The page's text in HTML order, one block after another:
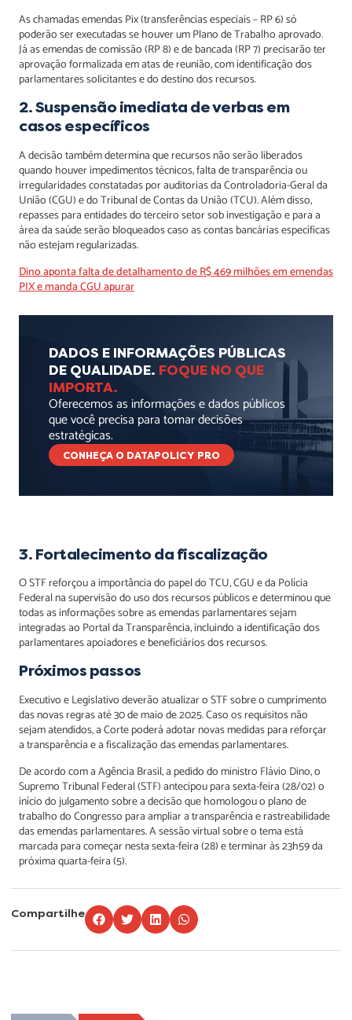
As chamadas emendas Pix (transferências especiais – RP 6) só
poderão ser executadas se houver um Plano de Trabalho aprovado.
Já as emendas de comissão (RP 8) e de bancada (RP 7) precisarão ter
aprovação formalizada em atas de reunião, com identificação dos
parlamentares solicitantes e do destino dos recursos.
2. Suspensão imediata de verbas em
casos específicos
A decisão também determina que recursos não serão liberados
quando houver impedimentos técnicos, falta de transparência ou
irregularidades constatadas por auditorias da Controladoria-Geral da
União (CGU) e do Tribunal de Contas da União (TCU). Além disso,
repasses para entidades do terceiro setor sob investigação e para a
área da saúde serão bloqueados caso as contas bancárias específicas
não estejam regularizadas.
Dino aponta falta de detalhamento de R$ 469 milhões em emendas
PIX e manda CGU apurar
DADOS E INFORMAÇÕES PÚBLICAS
DE QUALIDADE. FOQUE NO QUE
IMPORTA.
Oferecemos as informações e dados públicos
que você precisa para tomar decisões
estratégicas.
CONHEÇA O DATAPOLICY PRO
3. Fortalecimento da fiscalização
O STF reforçou a importância do papel do TCU, CGU e da Polícia
Federal na supervisão do uso dos recursos públicos e determinou que
todas as informações sobre as emendas parlamentares sejam
integradas ao Portal da Transparência, incluindo a identificação dos
parlamentares apoiadores e beneficiários dos recursos.
Próximos passos
Executivo e Legislativo deverão atualizar o STF sobre o cumprimento
das novas regras até 30 de maio de 2025. Caso os requisitos não
sejam atendidos, a Corte poderá adotar novas medidas para reforçar
a transparência e a fiscalização das emendas parlamentares.
De acordo com a Agência Brasil, a pedido do ministro Flávio Dino, o
Supremo Tribunal Federal (STF) antecipou para sexta-feira (28/02) o
início do julgamento sobre a decisão que homologou o plano de
trabalho do Congresso para ampliar a transparência e rastreabilidade
das emendas parlamentares. A sessão virtual sobre o tema está
marcada para começar nesta sexta-feira (28) e terminar às 23h59 da
próxima quarta-feira (5).
Compartilhe